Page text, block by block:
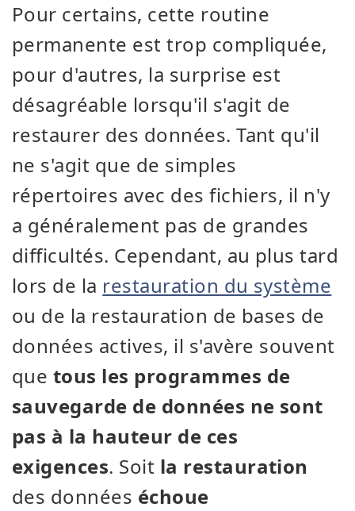
Pour certains, cette routine
permanente est trop compliquée,
pour d'autres, la surprise est
désagréable lorsqu'il s'agit de
restaurer des données. Tant qu'il
ne s'agit que de simples
répertoires avec des fichiers, il n'y
a généralement pas de grandes
difficultés. Cependant, au plus tard
lors de la restauration du système
ou de la restauration de bases de
données actives, il s'avère souvent
que tous les programmes de
sauvegarde de données ne sont
pas à la hauteur de ces
exigences. Soit la restauration
des données échoue